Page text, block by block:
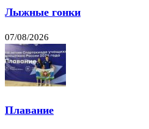
Лыжные гонки
07/08/2026
Плавание